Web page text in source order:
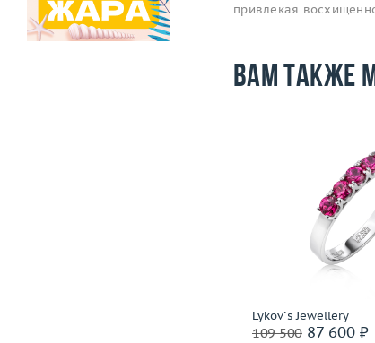
привлекая
Вам также
Lykov`s Jewellery
109 50087 600 ₽
Материал